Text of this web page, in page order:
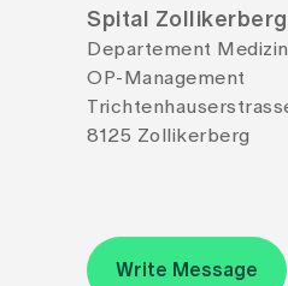
Spital Zollikerberg
Departement
OP-Management
8125 Zollikerberg
Write Message